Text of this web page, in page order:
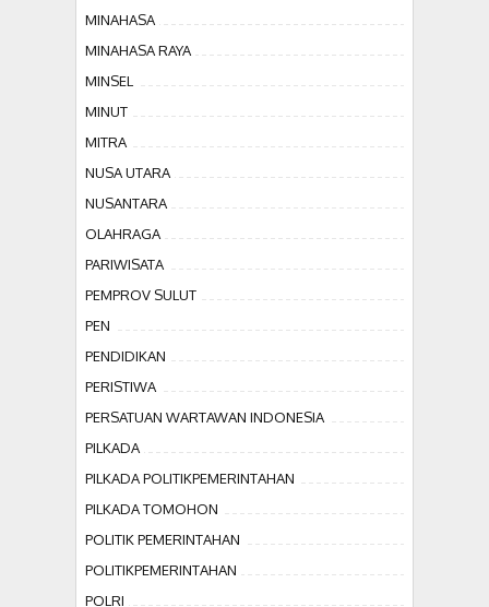
MINAHASA
MINAHASA RAYA
MINSEL
MINUT
MITRA
NUSA UTARA
NUSANTARA
OLAHRAGA
PARIWISATA
PEMPROV SULUT
PEN
PENDIDIKAN
PERISTIWA
PERSATUAN WARTAWAN INDONESIA
PILKADA
PILKADA POLITIKPEMERINTAHAN
PILKADA TOMOHON
POLITIK PEMERINTAHAN
POLITIKPEMERINTAHAN
POLRI